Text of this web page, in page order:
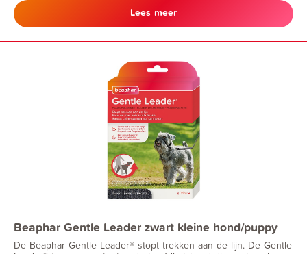
reinigingsproces van de tanden door het kauwen, ook lang na
inname. De sticks zijn vetarm, zonder kunstmatige smaak- en
kleurstoffen. Beaphar Dental Sticks zijn ook verkrijgbaar voor
honden tot 10 kg.
Lees meer
Beaphar Gentle Leader zwart kleine hond/puppy
De Beaphar Gentle Leader® stopt trekken aan de lijn. De Gentle